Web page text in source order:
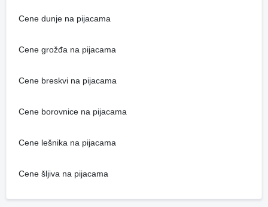
Cene dunje na pijacama
Cene grožđa na pijacama
Cene breskvi na pijacama
Cene borovnice na pijacama
Cene lešnika na pijacama
Cene šljiva na pijacama